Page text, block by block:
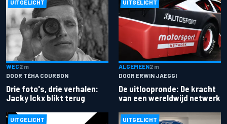
UITGELICHT
WEC2 m
DOOR TÉHA COURBON
Drie foto's, drie verhalen:
Jacky Ickx blikt terug
UITGELICHT
ALGEMEEN2 m
DOOR ERWIN JAEGGI
De uitloopronde: De kracht
van een wereldwijd netwerk
UITGELICHT UITGELICHT